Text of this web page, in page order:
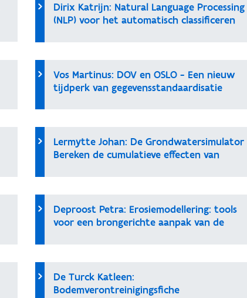
Dirix Katrijn: Natural Language Processing
(NLP) voor het automatisch classificeren
Vos Martinus: DOV en OSLO - Een nieuw
tijdperk van gegevensstandaardisatie
Lermytte Johan: De Grondwatersimulator
Bereken de cumulatieve effecten van
Deproost Petra: Erosiemodellering: tools
voor een brongerichte aanpak van de
De Turck Katleen:
Bodemverontreinigingsfiche